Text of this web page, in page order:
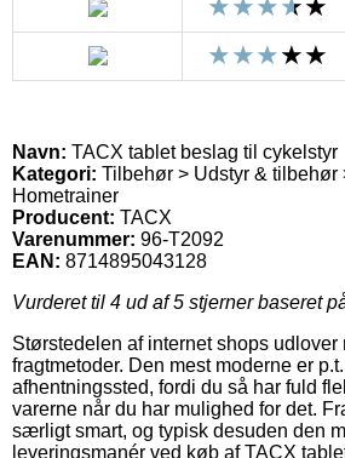
Navn: TACX tablet beslag til cykelstyr
Kategori: Tilbehør > Udstyr &
Hometrainer
Producent: TACX
Varenummer: 96-T2092
EAN: 8714895043128
Vurderet til 4 ud af 5 stjerner baseret
Størstedelen af internet shops udlover
fragtmetoder. Den mest moderne er
afhentningssted, fordi du så har fuld
varerne når du har mulighed for det.
særligt smart, og typisk desuden den
leveringsmanér ved køb af TACX